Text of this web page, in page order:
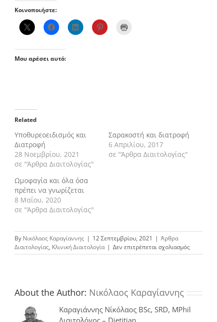
Κοινοποιήστε:
Μου αρέσει αυτό:
Related
Υποθυρεοειδισμός και
Διατροφή
28 Νοεμβρίου, 2021
σε "Άρθρα Διαιτολογίας"
Σαρακοστή και διατροφή
6 Απριλίου, 2017
σε "Άρθρα Διαιτολογίας"
Ωμοφαγία και όλα όσα
πρέπει να γνωρίζεται
8 Μαΐου, 2020
σε "Άρθρα Διαιτολογίας"
By Νικόλαος Καραγίαννης | 12 Σεπτεμβρίου, 2021 | Άρθρα
Διαιτολογίας, Κλινική Διαιτολογία | Δεν επιτρέπεται σχολιασμόςστο
όσα
να
About the Author: Νικόλαος Καραγίαννης
Καραγιάννης Νίκόλαος BSc, SRD, MPhil